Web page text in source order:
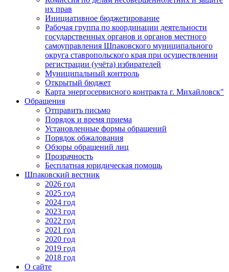
их прав
Инициативное бюджетирование
Рабочая группа по координации деятельности
государственных органов и органов местного
самоуправления Шпаковского муниципального
округа ставропольского края при осуществлении
регистрации (учёта) избирателей
Муниципальный контроль
Открытый бюджет
Карта энергосервисного контракта г. Михайловск"
Обращения
Отправить письмо
Порядок и время приема
Установленные формы обращений
Порядок обжалования
Обзоры обращений лиц
Прозрачность
Бесплатная юридическая помощь
Шпаковский вестник
2026 год
2025 год
2024 год
2023 год
2022 год
2021 год
2020 год
2019 год
2018 год
О сайте